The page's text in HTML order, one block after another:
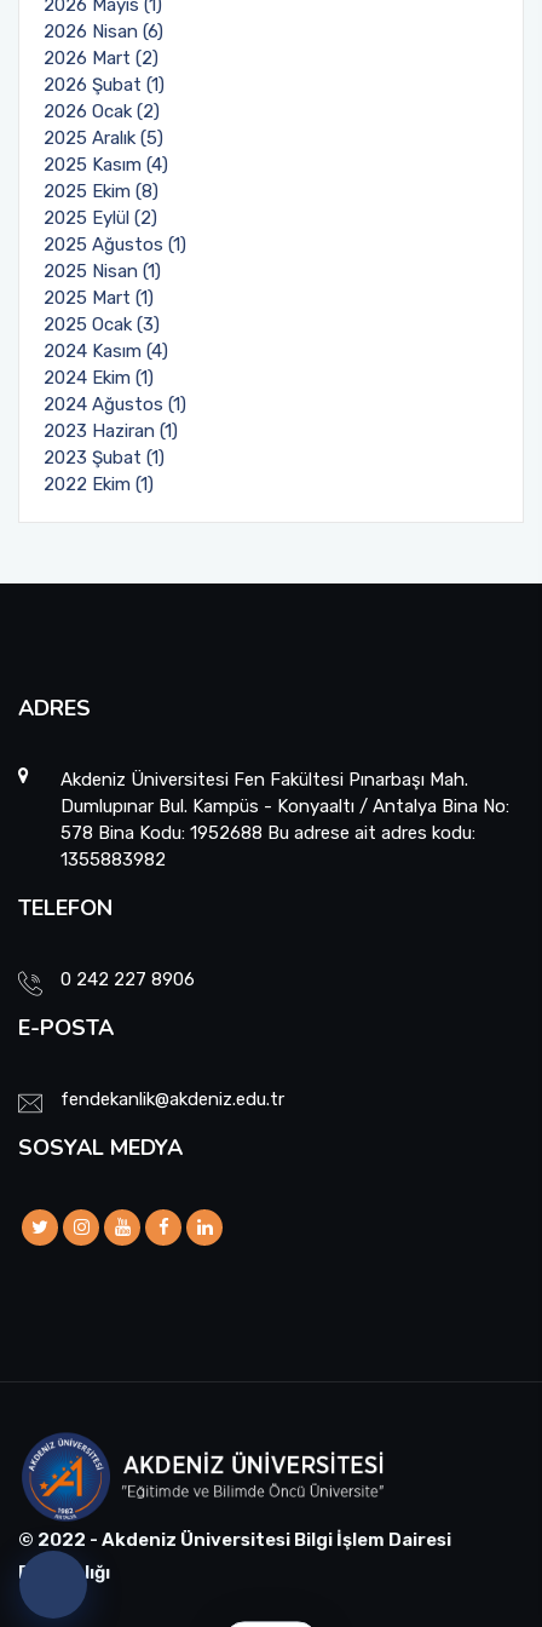
2026 Mayıs (1)
2026 Nisan (6)
2026 Mart (2)
2026 Şubat (1)
2026 Ocak (2)
2025 Aralık (5)
2025 Kasım (4)
2025 Ekim (8)
2025 Eylül (2)
2025 Ağustos (1)
2025 Nisan (1)
2025 Mart (1)
2025 Ocak (3)
2024 Kasım (4)
2024 Ekim (1)
2024 Ağustos (1)
2023 Haziran (1)
2023 Şubat (1)
2022 Ekim (1)
ADRES
Akdeniz Üniversitesi Fen Fakültesi Pınarbaşı Mah.
Dumlupınar Bul. Kampüs - Konyaaltı / Antalya Bina No:
578 Bina Kodu: 1952688 Bu adrese ait adres kodu:
1355883982
TELEFON
0 242 227 8906
E-POSTA
fendekanlik@akdeniz.edu.tr
SOSYAL MEDYA
© 2022 - Akdeniz Üniversitesi Bilgi İşlem Dairesi
Başkanlığı
Fotoğraf Galerisi
Biyosidal Ürün Uygulayıcı Eğitimi
Akdeniz Yabancı Öğrenci Sınavı (YÖS)
Ders Bilgi Paketi
Uzaktan Eğitim (AKUZEM)
Akdeniz Üniversitesi Mezun Bilgi Sistemi
ÇAP - Yandal
Dereceye Giren Mezunlarımız
Eğitim Öğretim Komisyonu
Bağımlılık ile Mücadele Komisyonu
Mezun Komisyonu